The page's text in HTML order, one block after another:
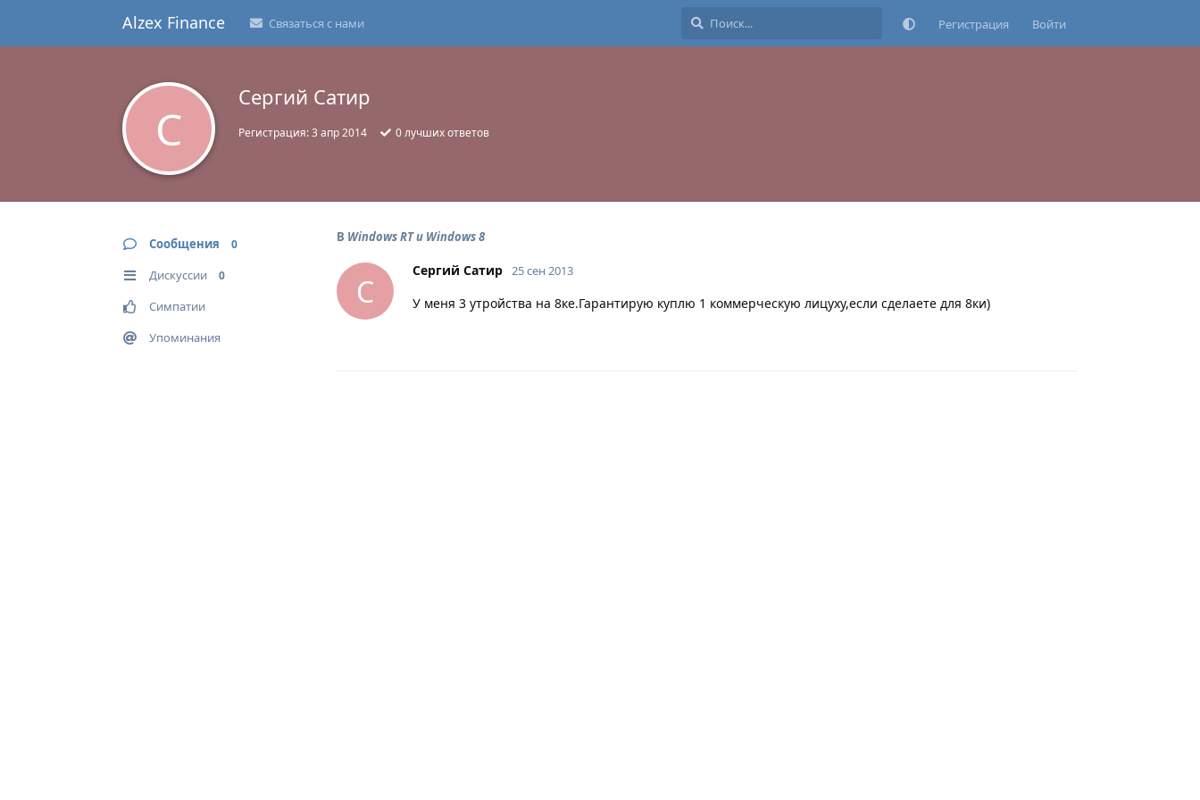
Alzex Finance Связаться с нами Регистрация Войти
С
Сергий Сатир
Регистрация:3 апр 2014 0лучших ответов
Сообщения 0
Дискуссии 0
Симпатии
Упоминания
В Windows RT и Windows 8
С
Сергий Сатир 25 сен 2013
У меня 3 утройства на 8ке.Гарантирую куплю 1 коммерческую лицуху,если сделаете для 8ки)